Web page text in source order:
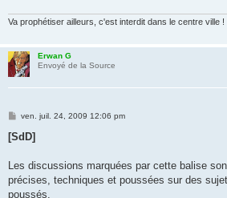
Va prophétiser ailleurs, c'est interdit dans le centre ville !
Erwan G
Envoyé de la Source
M
s
g
ven. juil. 24, 2009 12:06 pm
[SdD]
Les discussions marquées par cette balise
précises, techniques et poussées sur des
poussés.